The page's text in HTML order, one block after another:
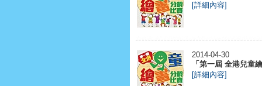
[詳細內容]
2014-04-30
「第一屆 全港兒童
[詳細內容]